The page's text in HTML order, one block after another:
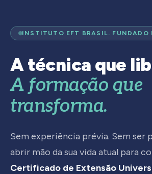
INSTITUTO EFT BRASIL. FUNDADO
A técnica que
A formação que
transforma.
Sem experiência prévia. Sem ser
abrir mão da sua vida atual para
Certificado de Extensão